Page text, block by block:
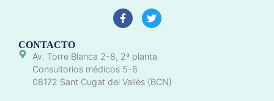
CONTACTO
Av. Torre Blanca 2-8, 2ª planta
Consultorios médicos 5-6
08172 Sant Cugat del Vallès (BCN)